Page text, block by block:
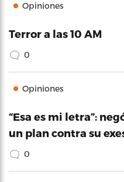
Opiniones
Terror a las 10 AM
0
Opiniones
“Esa es mi letra”:
un plan contra su
0